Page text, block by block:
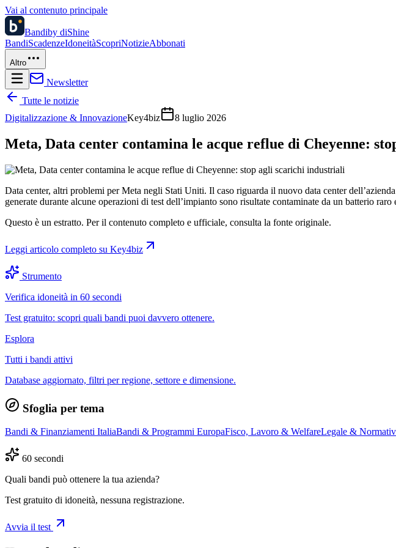
Vai al contenuto principale
Bandiby diShine
BandiScadenzeIdoneitàScopriNotizieAbbonati
Altro
Newsletter
Tutte le notizie
Digitalizzazione & InnovazioneKey4biz 8 luglio 2026
Meta, Data center contamina le acque reflue di Cheyenne:
Data center, altri problemi per Meta negli Stati Uniti. Il caso riguarda il nuovo data center
generate durante alcune operazioni di test dell’impianto sono risultate contaminate da un batterio
Questo è un estratto. Per il contenuto completo e ufficiale, consulta la fonte originale.
Leggi articolo completo su Key4biz
Strumento
Verifica idoneità in 60 secondi
Test gratuito: scopri quali bandi puoi davvero ottenere.
Esplora
Tutti i bandi attivi
Database aggiornato, filtri per regione, settore e dimensione.
Sfoglia per tema
Bandi & Finanziamenti ItaliaBandi & Programmi EuropaFisco, Lavoro & WelfareLegale &
60 secondi
Quali bandi può ottenere la tua azienda?
Test gratuito di idoneità, nessuna registrazione.
Avvia il test